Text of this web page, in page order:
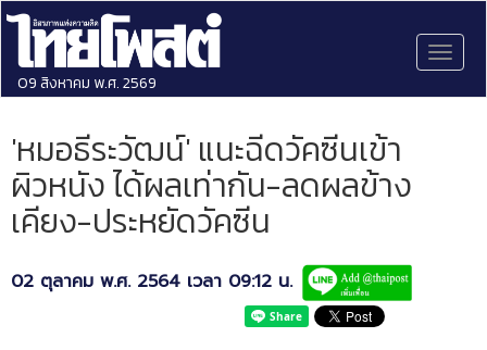
09 สิงหาคม พ.ศ. 2569
'หมอธีระวัฒน์' แนะฉีดวัคซีนเข้า
ผิวหนัง ได้ผลเท่ากัน-ลดผลข้าง
เคียง-ประหยัดวัคซีน
02 ตุลาคม พ.ศ. 2564 เวลา 09:12 น.